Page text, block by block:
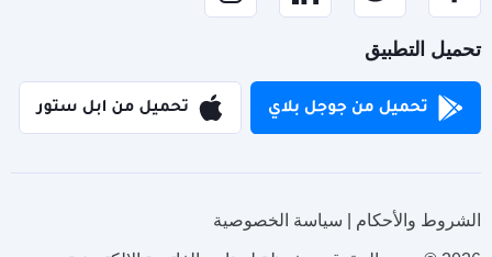
تحميل التطبيق
الشروط والأحكام | سياسة الخصوصية